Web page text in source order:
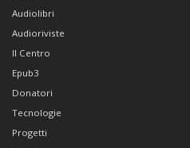
Audiolibri
Audioriviste
Il Centro
Epub3
Donatori
Tecnologie
Progetti